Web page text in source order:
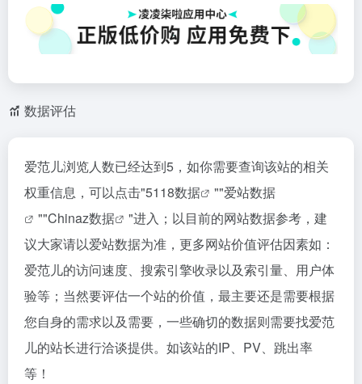
数据评估
爱范儿浏览人数已经达到5，如你需要查询该站的相关
权重信息，可以点击"5118数据 ""爱站数据
""Chinaz数据
"进入；以目前的网站数据参考，建
议大家请以爱站数据为准，更多网站价值评估因素如：
爱范儿的访问速度、搜索引擎收录以及索引量、用户体
验等；当然要评估一个站的价值，最主要还是需要根据
您自身的需求以及需要，一些确切的数据则需要找爱范
儿的站长进行洽谈提供。如该站的IP、PV、跳出率
等！